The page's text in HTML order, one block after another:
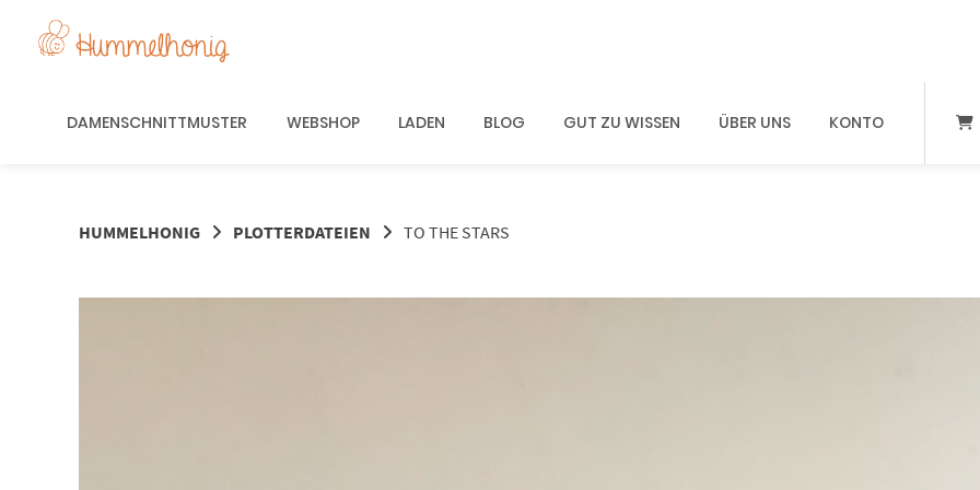
DAMENSCHNITTMUSTER WEBSHOP LADEN BLOG GUT ZU WISSEN ÜBER UNS KONTO
HUMMELHONIG PLOTTERDATEIEN TO THE STARS